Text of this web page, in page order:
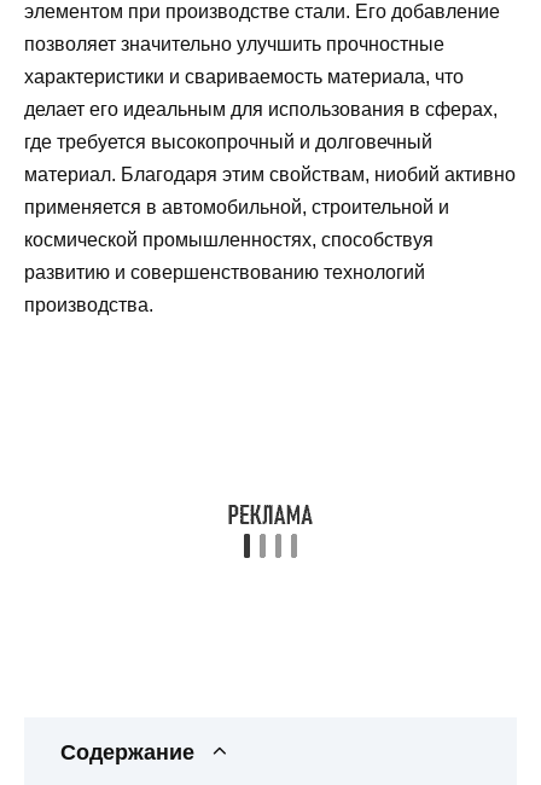
элементом при производстве стали. Его добавление
позволяет значительно улучшить прочностные
характеристики и свариваемость материала, что
делает его идеальным для использования в сферах,
где требуется высокопрочный и долговечный
материал. Благодаря этим свойствам, ниобий активно
применяется в автомобильной, строительной и
космической промышленностях, способствуя
развитию и совершенствованию технологий
производства.
Содержание